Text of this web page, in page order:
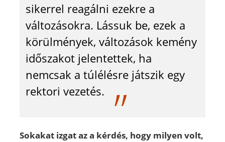
sikerrel reagálni ezekre a
változásokra. Lássuk be, ezek a
körülmények, változások kemény
időszakot jelentettek, ha
nemcsak a túlélésre játszik egy
rektori vezetés.
Sokakat izgat az a kérdés, hogy milyen volt,